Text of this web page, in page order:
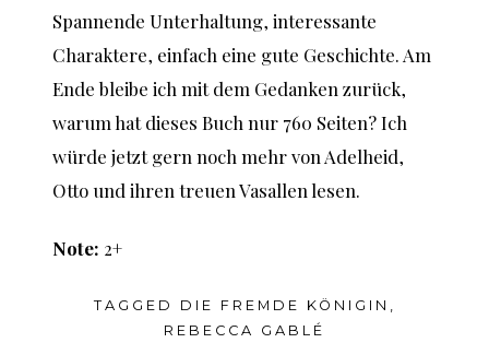
Spannende Unterhaltung, interessante
Charaktere, einfach eine gute Geschichte. Am
Ende bleibe ich mit dem Gedanken zurück,
warum hat dieses Buch nur 760 Seiten? Ich
würde jetzt gern noch mehr von Adelheid,
Otto und ihren treuen Vasallen lesen.
Note: 2+
TAGGED DIE FREMDE KÖNIGIN ,
REBECCA GABLÉ